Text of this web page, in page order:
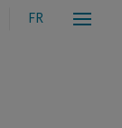
FR